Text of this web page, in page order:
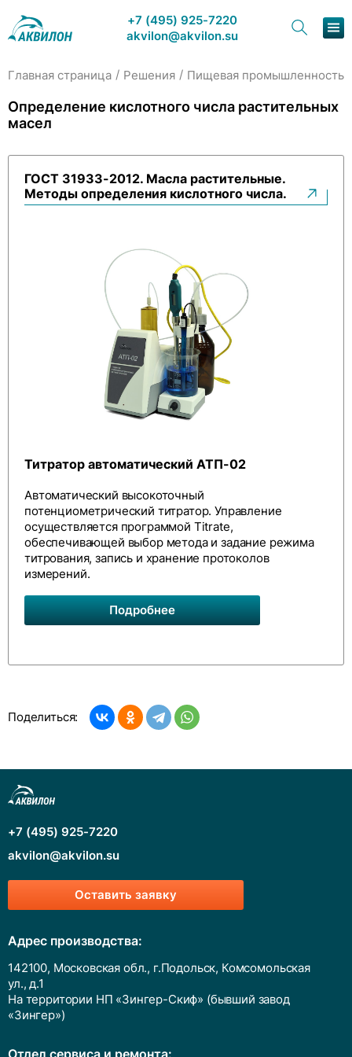
+7 (495) 925-7220
akvilon@akvilon.su
Каталог
Главная страница / Решения / Пищевая промышленность
Определение кислотного числа растительных
масел
ГОСТ 31933-2012. Масла растительные.
Методы определения кислотного числа.
Титратор автоматический АТП-02
Автоматический высокоточный
потенциометрический титратор. Управление
осуществляется программой Titrate,
обеспечивающей выбор метода и задание режима
титрования, запись и хранение протоколов
измерений.
Подробнее
Поделиться:
Оставить заявку
+7 (495) 925-7220
akvilon@akvilon.su
Адрес производства:
142100, Московская обл., г.Подольск, Комсомольская
ул., д.1
На территории НП «Зингер-Скиф» (бывший завод
«Зингер»)
Отдел сервиса и ремонта: